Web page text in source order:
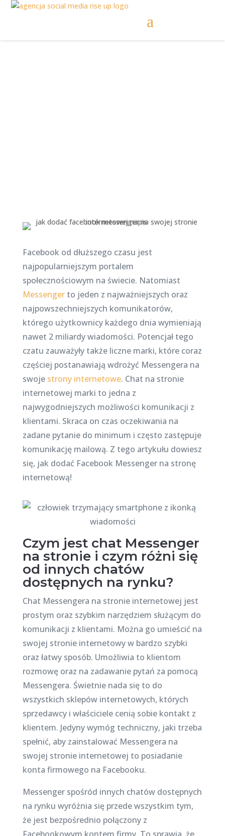
Facebook od dłuższego czasu jest
najpopularniejszym portalem
społecznościowym na świecie. Natomiast
Messengerto jeden z najważniejszych oraz
najpowszechniejszych komunikatorów,
którego użytkownicy każdego dnia wymieniają
nawet 2 miliardy wiadomości. Potencjał tego
czatu zauważyły także liczne marki, które coraz
częściej postanawiają wdrożyć Messengera na
swoje strony internetowe. Chat na stronie
internetowej marki to jedna z
najwygodniejszych możliwości komunikacji z
klientami. Skraca on czas oczekiwania na
zadane pytanie do minimum i często zastępuje
komunikację mailową. Z tego artykułu dowiesz
się, jak dodać Facebook Messenger na stronę
internetową!
Czym jest chat Messenger
na stronie i czym różni się
od innych chatów
dostępnych na rynku?
Chat Messengera na stronie internetowej jest
prostym oraz szybkim narzędziem służącym do
komunikacji z klientami. Można go umieścić na
swojej stronie internetowy w bardzo szybki
oraz łatwy sposób. Umożliwia to klientom
rozmowę oraz na zadawanie pytań za pomocą
Messengera. Świetnie nada się to do
wszystkich sklepów internetowych, których
sprzedawcy i właściciele cenią sobie kontakt z
klientem. Jedyny wymóg techniczny, jaki trzeba
spełnić, aby zainstalować Messengera na
swojej stronie internetowej to posiadanie
konta firmowego na Facebooku.
Messenger spośród innych chatów dostępnych
na rynku wyróżnia się przede wszystkim tym,
że jest bezpośrednio połączony z